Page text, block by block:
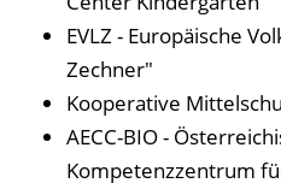
EVLZ - Europäische
Zechner"
Kooperative
AECC-BIO -
Kompetenzzentrum